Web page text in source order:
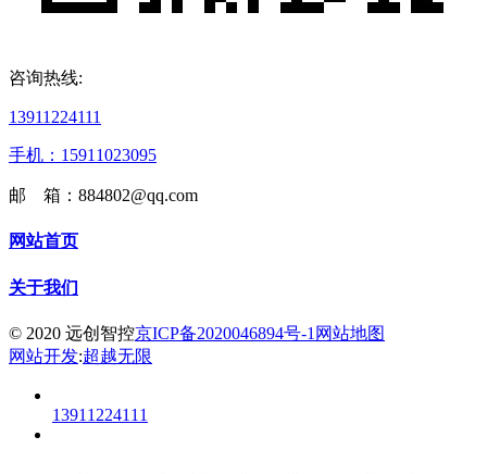
咨询热线:
13911224111
手机：15911023095
邮 箱：884802@qq.com
网站首页
关于我们
© 2020 远创智控京ICP备2020046894号-1 网站地图
网站开发:超越无限
13911224111